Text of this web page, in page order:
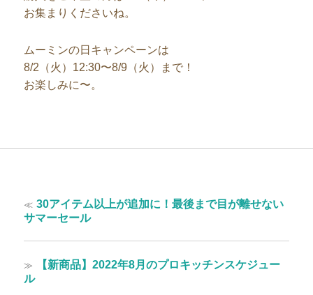
お集まりくださいね。
ムーミンの日キャンペーンは
8/2（火）12:30〜8/9（火）まで！
お楽しみに〜。
稿
ゲ
≪ 過
去
投
稿:
30アイテム以上が追加に！最後まで目が離せない
サマーセール
≫
次【新商品】2022年8月のプロキッチンスケジュー
ル